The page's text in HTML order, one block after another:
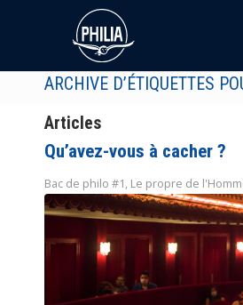
ARCHIVE D’ÉTIQUETTES
Articles
Qu’avez-vous à cacher ?
Bac de philo #1, Le propre de